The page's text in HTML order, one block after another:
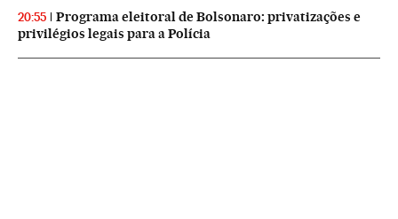
20:55
Programa eleitoral de Bolsonaro: privatizações e
privilégios legais para a Polícia